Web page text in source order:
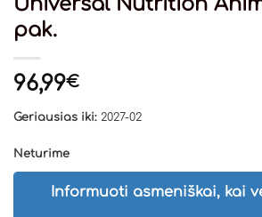
pak.
96,99€
Geriausias iki: 2027-02
Neturime
Informuoti asmeniškai, kai